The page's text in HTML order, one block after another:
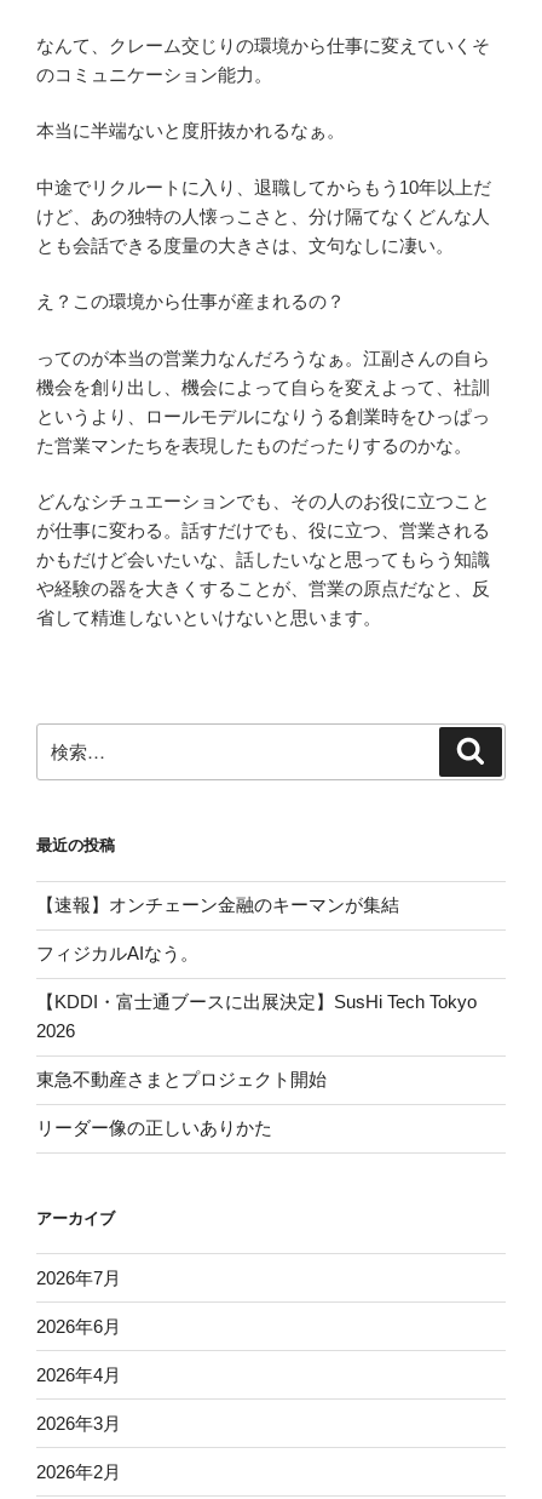
なんて、クレーム交じりの環境から仕事に変えていくそ
のコミュニケーション能力。
本当に半端ないと度肝抜かれるなぁ。
中途でリクルートに入り、退職してからもう10年以上だ
けど、あの独特の人懐っこさと、分け隔てなくどんな人
とも会話できる度量の大きさは、文句なしに凄い。
え？この環境から仕事が産まれるの？
ってのが本当の営業力なんだろうなぁ。江副さんの自ら
機会を創り出し、機会によって自らを変えよって、社訓
というより、ロールモデルになりうる創業時をひっぱっ
た営業マンたちを表現したものだったりするのかな。
どんなシチュエーションでも、その人のお役に立つこと
が仕事に変わる。話すだけでも、役に立つ、営業される
かもだけど会いたいな、話したいなと思ってもらう知識
や経験の器を大きくすることが、営業の原点だなと、反
省して精進しないといけないと思います。
索:
最近の投稿
【速報】オンチェーン金融のキーマンが集結
フィジカルAIなう。
【KDDI・富士通ブースに出展決定】SusHi Tech Tokyo
2026
東急不動産さまとプロジェクト開始
リーダー像の正しいありかた
アーカイブ
2026年7月
2026年6月
2026年4月
2026年3月
2026年2月